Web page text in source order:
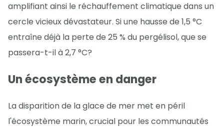
amplifiant ainsi le réchauffement climatique dans un
cercle vicieux dévastateur. Si une hausse de 1,5 °C
entraîne déjà la perte de 25 % du pergélisol, que se
passera-t-il à 2,7 °C?
Un écosystème en danger
La disparition de la glace de mer met en péril
l'écosystème marin, crucial pour les communautés